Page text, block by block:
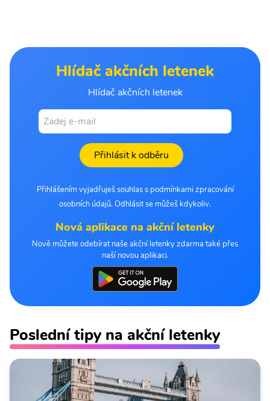
Hlídač akčních letenek
Hlídač akčních letenek
Přihlásit k odběru
Přihlášením vyjadřuješ souhlas s podmínkami zpracování
osobních údajů. Odhlásit se můžeš kdykoliv.
Nová aplikace na akční letenky
Nově můžete odebírat naše akční letenky zdarma také přes
naší novou aplikaci.
Poslední tipy na akční letenky